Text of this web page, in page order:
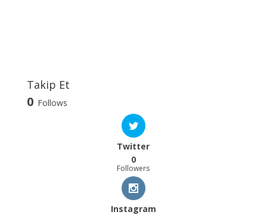
Takip Et
0 Follows
Twitter
0
Followers
Instagram